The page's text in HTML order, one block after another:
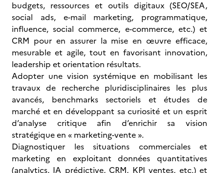
budgets, ressources et outils digitaux (SEO/SEA,
social ads, e-mail marketing, programmatique,
influence, social commerce, e-commerce, etc.) et
CRM pour en assurer la mise en œuvre efficace,
mesurable et agile, tout en favorisant innovation,
leadership et orientation résultats.
Adopter une vision systémique en mobilisant les
travaux de recherche pluridisciplinaires les plus
avancés, benchmarks sectoriels et études de
marché et en développant sa curiosité et un esprit
d’analyse critique afin d’enrichir sa vision
stratégique en « marketing-vente ».
Diagnostiquer les situations commerciales et
marketing en exploitant données quantitatives
(analytics, IA prédictive, CRM, KPI ventes, etc.) et